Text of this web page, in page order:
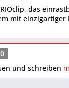
das
mit einzigartiger
0
und schreiben